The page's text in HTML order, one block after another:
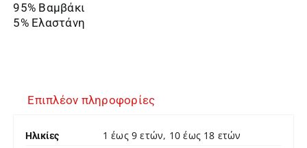
95% Βαμβάκι
5% Ελαστάνη
Επιπλέον πληροφορίες
Ηλικίες 1 έως 9 ετών, 10 έως 18 ετών